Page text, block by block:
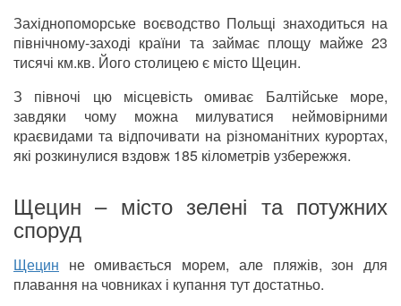
Західнопоморське воєводство Польщі знаходиться на
північному-заході країни та займає площу майже 23
тисячі км.кв. Його столицею є місто Щецин.
З півночі цю місцевість омиває Балтійське море,
завдяки чому можна милуватися неймовірними
краєвидами та відпочивати на різноманітних курортах,
які розкинулися вздовж 185 кілометрів узбережжя.
Щецин – місто зелені та потужних
споруд
Щецин не омивається морем, але пляжів, зон для
плавання на човниках і купання тут достатньо.